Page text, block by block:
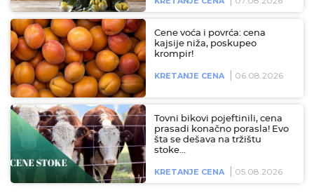
Cene voća i povrća: cena
kajsije niža, poskupeo
krompir!
KRETANJE CENA 06.08.2026
Tovni bikovi pojeftinili, cena
prasadi konačno porasla! Evo
šta se dešava na tržištu
stoke…
KRETANJE CENA 05.08.2026